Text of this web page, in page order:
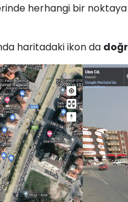
herhangi bir noktaya
haritadaki ikon da